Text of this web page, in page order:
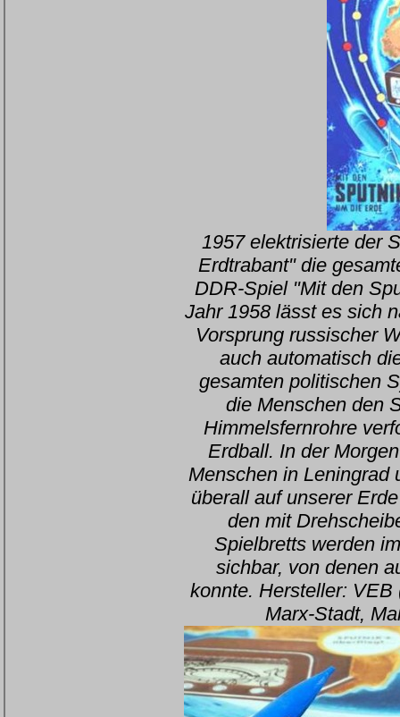
1957 elektrisierte der
Erdtrabant" die
DDR-Spiel "Mit den
Jahr 1958 lässt es sich
Vorsprung russischer
auch automatisch
gesamten politischen
die Menschen den
Himmelsfernrohre
Erdball. In der
Menschen in Leningrad
überall auf unserer
den mit
Spielbretts werden
sichbar, von denen
konnte. Hersteller:
Marx-Stadt,